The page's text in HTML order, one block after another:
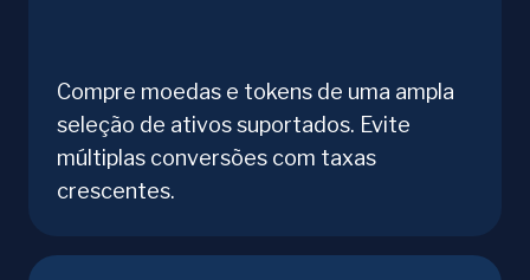
Compre moedas e tokens de uma ampla
seleção de ativos suportados. Evite
múltiplas conversões com taxas
crescentes.